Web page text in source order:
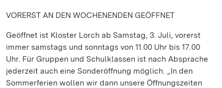
VORERST AN DEN WOCHENENDEN GEÖFFNET
Geöffnet ist Kloster Lorch ab Samstag, 3. Juli, vorerst
immer samstags und sonntags von 11.00 Uhr bis 17.00
Uhr. Für Gruppen und Schulklassen ist nach Absprache
jederzeit auch eine Sonderöffnung möglich. „In den
Sommerferien wollen wir dann unsere Öffnungszeiten